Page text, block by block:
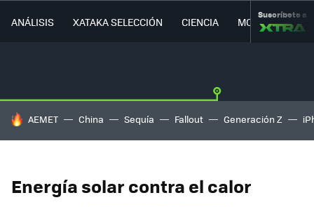
ANÁLISIS XATAKA SELECCIÓN CIENCIA MOVILIDAD
Suscríbete a
HOY SE HABLA DE
AEMET China Sequía Fallout Generación Z
Energía solar contra el calor